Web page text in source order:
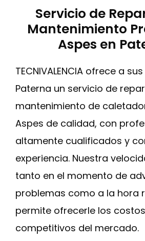
Servicio de
Mantenimiento
Aspes en
TECNIVALENCIA ofrece a
Paterna un servicio de
mantenimiento de
Aspes de calidad, con
altamente cualificados y
experiencia. Nuestra
tanto en el momento de
problemas como a la hora
permite ofrecerle los
competitivos del mercado.